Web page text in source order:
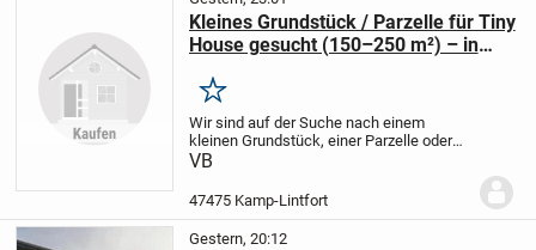
Kleines Grundstück / Parzelle für Tiny
House gesucht (150–250 m²) – in
Lintfort
Merken
Wir sind auf der Suche nach einem
kleinen Grundstück, einer Parzelle oder
einem Restgrundstück mit einer Größe
km um 47475 Kamp-Lintfort.
VB
47475 Kamp-Lintfort
Gestern, 20:12